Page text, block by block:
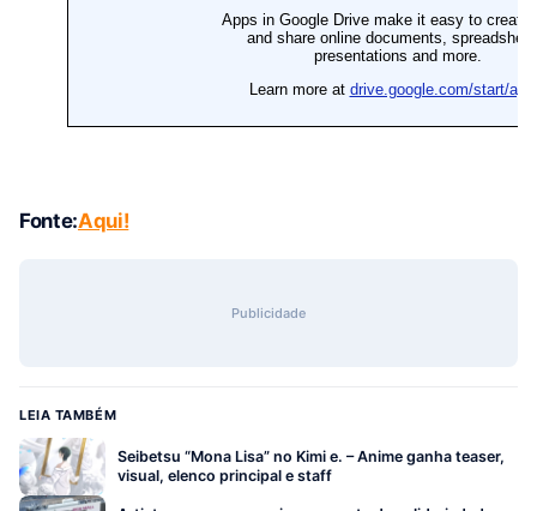
Fonte:Aqui!
Publicidade
LEIA TAMBÉM
Seibetsu “Mona Lisa” no Kimi e. – Anime ganha teaser,
visual, elenco principal e staff